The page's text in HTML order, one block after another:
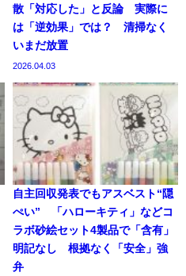
散「対応した」と反論 実際に
は「逆効果」では？ 清掃なく
いまだ放置
2026.04.03
自主回収発表でもアスベスト“隠
ぺい” 「ハローキティ」などコ
ラボ砂絵セット4製品で「含有」
明記なし 根拠なく「安全」強
弁